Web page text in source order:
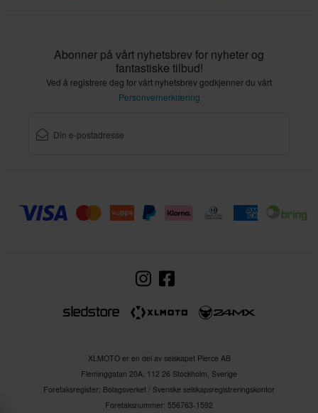
3XL
305 x 390 x 295 mm
ECE 22.06
Abonner på vårt nyhetsbrev for nyheter og
fantastiske tilbud!
Ved å registrere deg for vårt nyhetsbrev godkjenner du vårt
Personvernerklæring
XLMOTO er en del av selskapet Pierce AB
Fleminggatan 20A, 112 26 Stockholm, Sverige
Foretaksregister: Bolagsverket / Svenske selskapsregistreringskontor
Foretaksnummer: 556763-1592